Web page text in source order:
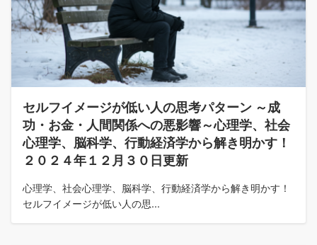
セルフイメージが低い人の思考パターン ～成
功・お金・人間関係への悪影響～心理学、社会
心理学、脳科学、行動経済学から解き明かす！
２０２４年１２月３０日更新
心理学、社会心理学、脳科学、行動経済学から解き明かす！
セルフイメージが低い人の思...